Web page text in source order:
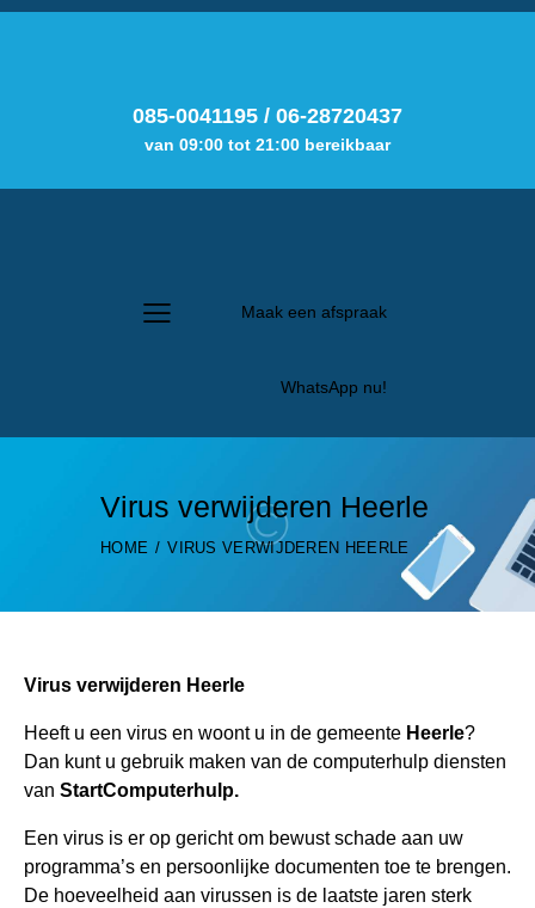
085-0041195 / 06-28720437
van 09:00 tot 21:00 bereikbaar
Maak een afspraak
WhatsApp nu!
Virus verwijderen Heerle
HOME VIRUS VERWIJDEREN HEERLE
Virus verwijderen Heerle
Heeft u een virus en woont u in de gemeente Heerle?
Dan kunt u gebruik maken van de computerhulp diensten
van StartComputerhulp.
Een virus is er op gericht om bewust schade aan uw
programma’s en persoonlijke documenten toe te brengen.
De hoeveelheid aan virussen is de laatste jaren sterk